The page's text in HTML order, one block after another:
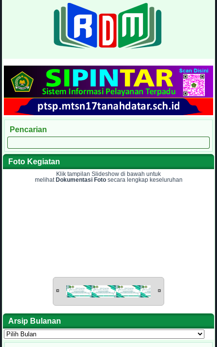
Pencarian
Foto Kegiatan
Klik tampilan Slideshow di bawah untuk
melihat Dokumentasi Fotosecara lengkap keseluruhan
Arsip Bulanan
Arsip
Bulanan